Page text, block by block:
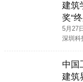
建筑
奖“
5月27
深圳科
中国
建筑